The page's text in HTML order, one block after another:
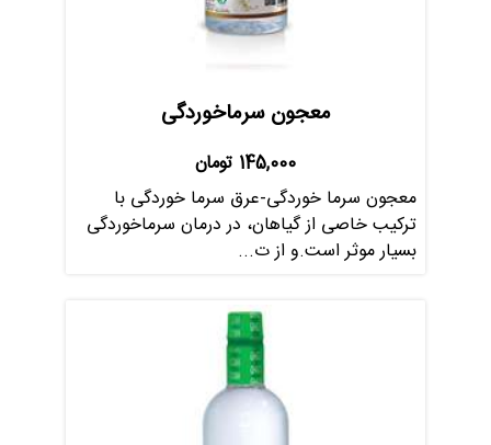
معجون سرماخوردگی
145,000 تومان
معجون سرما خوردگی-عرق سرما خوردگی با
ترکیب خاصی از گیاهان، در درمان سرماخوردگی
بسیار موثر است.و از ت...